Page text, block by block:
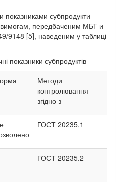
показниками субпродукти
вимогам, передбаченим МБТ и
[5], наведеним у таблиці
показники субпродуктів
Методи
контролювання —-
згідно з
ГОСТ 20235,1
ГОСТ 20235.2